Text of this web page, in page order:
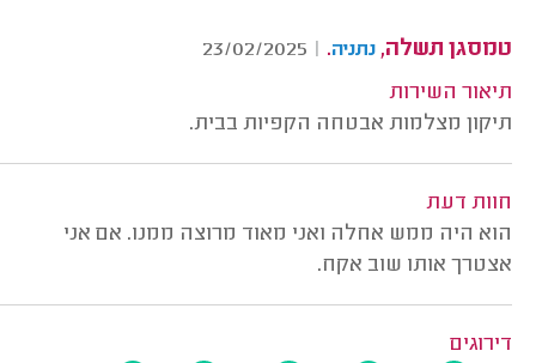
טמסגן תשלה, נתניה.
|
23/02/2025
תיאור השירות
תיקון מצלמות אבטחה הקפיות בבית.
חוות דעת
הוא היה ממש אחלה ואני מאוד מרוצה ממנו. אם אני
אצטרך אותו שוב אקח.
דירוגים